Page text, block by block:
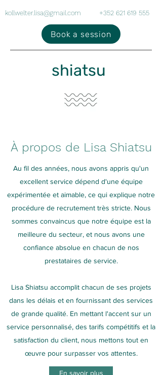
kollwelter.lisa@gmail.com +352 621 619 555
Book a session
shiatsu
À propos de Lisa Shiatsu
Au fil des années, nous avons appris qu'un
excellent service dépend d'une équipe
expérimentée et aimable, ce qui explique notre
procédure de recrutement très stricte. Nous
sommes convaincus que notre équipe est la
meilleure du secteur, et nous avons une
confiance absolue en chacun de nos
prestataires de service.
Lisa Shiatsu accomplit chacun de ses projets
dans les délais et en fournissant des services
de grande qualité. En mettant l'accent sur un
service personnalisé, des tarifs compétitifs et la
satisfaction du client, nous mettons tout en
œuvre pour surpasser vos attentes.
En savoir plus